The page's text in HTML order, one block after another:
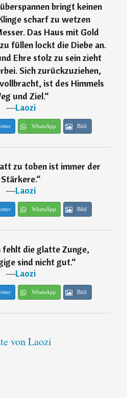
bringt keinen
scharf zu wetzen
Das Haus mit Gold
füllen lockt die Diebe an.
Ehre stolz zu sein zieht
Sich zurückzuziehen,
ist des Himmels
und Ziel.“
―Laozi
WhatsApp Bild
zu toben ist immer der
Stärkere.“
―Laozi
WhatsApp Bild
fehlt die glatte Zunge,
sind nicht gut.“
―Laozi
WhatsApp Bild
von Laozi